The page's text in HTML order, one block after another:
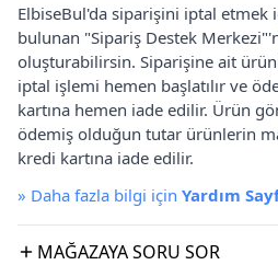
ElbiseBul'da siparişini iptal etmek
bulunan "Sipariş Destek
oluşturabilirsin. Siparişine ait
iptal işlemi hemen başlatılır ve
kartına hemen iade edilir. Ürün
ödemiş olduğun tutar ürünlerin
kredi kartına iade edilir.
» Daha fazla bilgi için Yardım
MAĞAZAYA SORU SOR